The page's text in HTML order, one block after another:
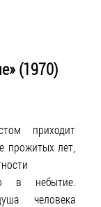
(1970)
приходит
прожитых лет,
в небытие.
человека